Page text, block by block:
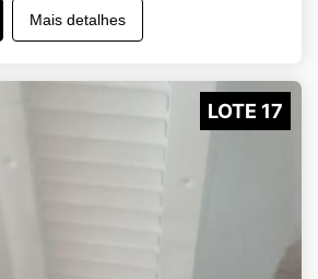
Mais detalhes
LOTE 17